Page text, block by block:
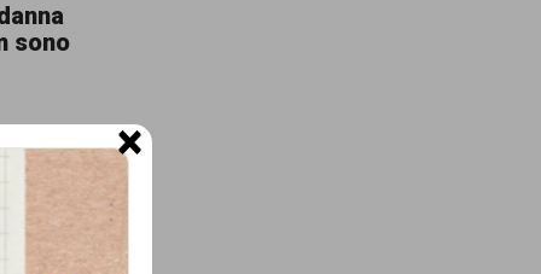
sono
Questa
×